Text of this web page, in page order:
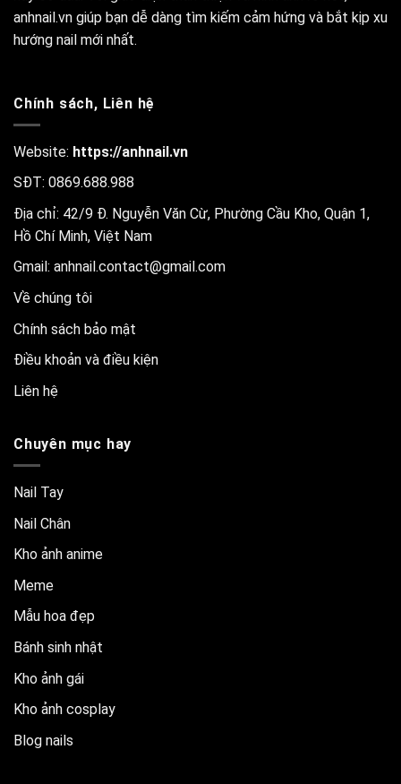
anhnail.vn giúp bạn dễ dàng tìm kiếm cảm hứng và bắt kịp xu
hướng nail mới nhất.
Chính sách, Liên hệ
Website: https://anhnail.vn
SĐT: 0869.688.988
Địa chỉ: 42/9 Đ. Nguyễn Văn Cừ, Phường Cầu Kho, Quận 1,
Hồ Chí Minh, Việt Nam
Gmail: anhnail.contact@gmail.com
Về chúng tôi
Chính sách bảo mật
Điều khoản và điều kiện
Liên hệ
Chuyên mục hay
Nail Tay
Nail Chân
Kho ảnh anime
Meme
Mẫu hoa đẹp
Bánh sinh nhật
Kho ảnh gái
Kho ảnh cosplay
Blog nails